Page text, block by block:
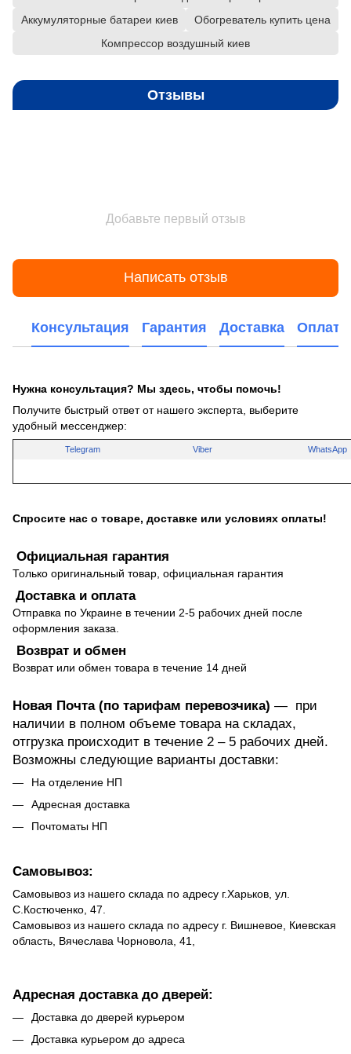
Аккумуляторные батареи киев
Обогреватель купить цена
Компрессор воздушный киев
Отзывы
Добавьте первый отзыв
Написать отзыв
Консультация Гарантия Доставка Оплата
Нужна консультация? Мы здесь, чтобы помочь!
Получите быстрый ответ от нашего эксперта, выберите
удобный мессенджер:
Telegram Viber WhatsApp
Спросите нас о товаре, доставке или условиях оплаты!
Официальная гарантия
Только оригинальный товар, официальная гарантия
Доставка и оплата
Отправка по Украине в течении 2-5 рабочих дней после
оформления заказа.
Возврат и обмен
Возврат или обмен товара в течение 14 дней
Новая Почта (по тарифам перевозчика) — при
наличии в полном объеме товара на складах,
отгрузка происходит в течение 2 – 5 рабочих дней.
Возможны следующие варианты доставки:
На отделение НП
Адресная доставка
Почтоматы НП
Самовывоз:
Самовывоз из нашего склада по адресу г.Харьков, ул.
С.Костюченко, 47.
Самовывоз из нашего склада по адресу г. Вишневое, Киевская
область, Вячеслава Чорновола, 41,
Адресная доставка до дверей:
Доставка до дверей курьером
Доставка курьером до адреса